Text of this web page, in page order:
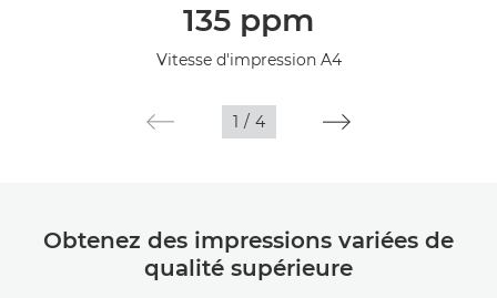
135 ppm
Vitesse d'impression A4
1 / 4
Obtenez des impressions variées de
qualité supérieure